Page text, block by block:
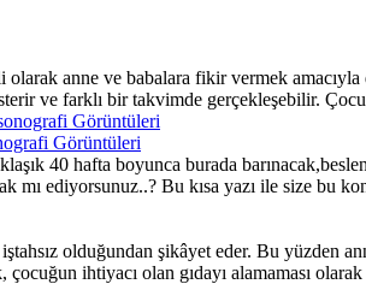
anne ve babalara fikir vermek
ve farklı bir takvimde gerçekleşebilir.
Görüntüleri
40 hafta boyunca burada
mı ediyorsunuz..? Bu kısa yazı ile size
olduğundan şikâyet eder. Bu yüzden
ihtiyacı olan gıdayı alamaması